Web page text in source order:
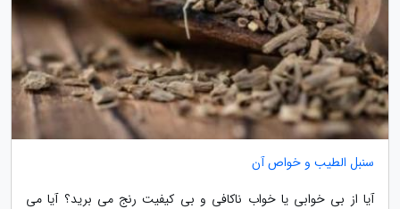
سنبل الطیب و خواص آن
آیا از بی خوابی یا خواب ناکافی و بی کیفیت رنج می برید؟ آیا می